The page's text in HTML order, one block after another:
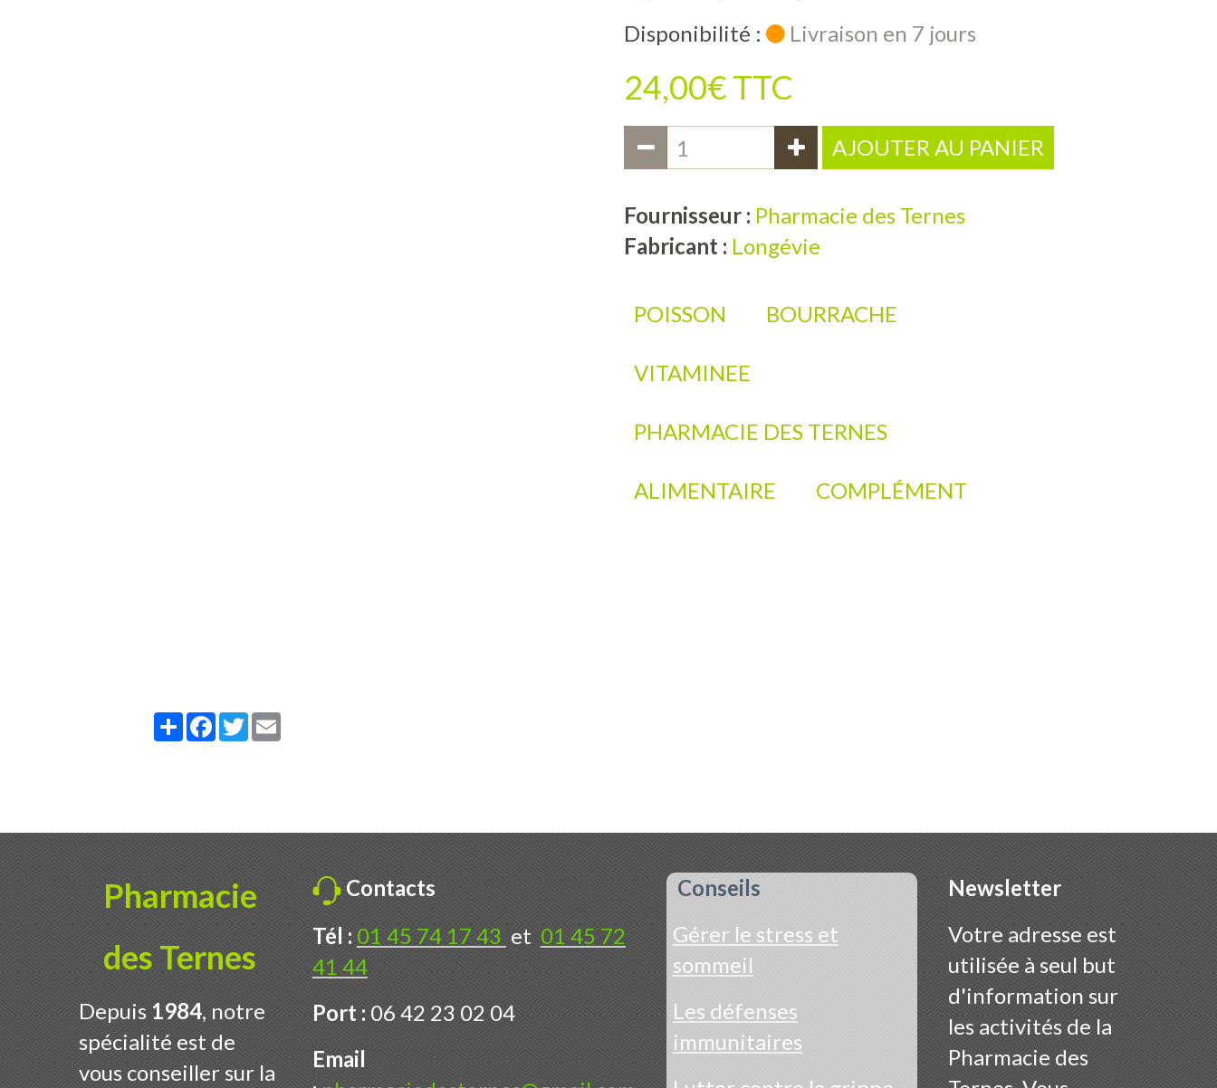
Disponibilité : Livraison en 7 jours
24,00€ TTC
AJOUTER AU PANIER
Fournisseur : Pharmacie des Ternes
Fabricant : Longévie
POISSON BOURRACHE
VITAMINEE
PHARMACIE DES TERNES
ALIMENTAIRE COMPLÉMENT
Partager
Facebook
Twitter
Pharmacie
des Ternes
Depuis 1984, notre
spécialité est de
vous conseiller sur la
Contacts
Tél : 01 45 74 17 43 et 01 45 72
41 44
Port : 06 42 23 02 04
Email
Conseils
Gérer le stress et
sommeil
Les défenses
immunitaires
Newsletter
Votre adresse est
utilisée à seul but
d'information sur
les activités de la
Pharmacie des